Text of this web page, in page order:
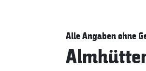
Alle Angaben ohne